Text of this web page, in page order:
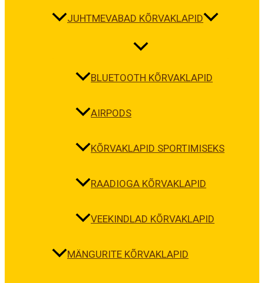
JUHTMEVABAD KÕRVAKLAPID
BLUETOOTH KÕRVAKLAPID
AIRPODS
KÕRVAKLAPID SPORTIMISEKS
RAADIOGA KÕRVAKLAPID
VEEKINDLAD KÕRVAKLAPID
MÄNGURITE KÕRVAKLAPID